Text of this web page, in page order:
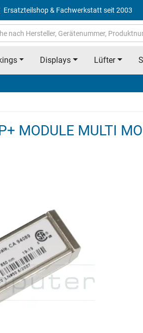
Ersatzteilshop & Fachwerkstatt seit 2003
Displays Lüfter
MODULE MULTI